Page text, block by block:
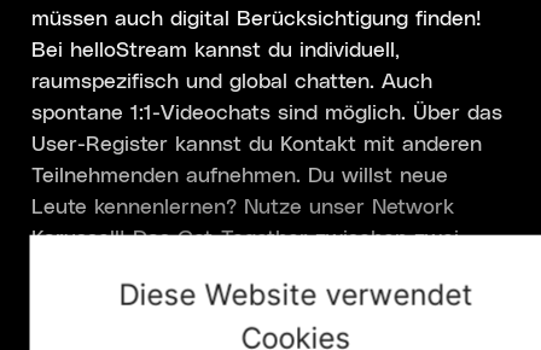
müssen auch digital Berücksichtigung finden!
Bei helloStream kannst du individuell,
raumspezifisch und global chatten. Auch
spontane 1:1-Videochats sind möglich. Über das
User-Register kannst du Kontakt mit anderen
Teilnehmenden aufnehmen. Du willst neue
Leute kennenlernen? Nutze unser Network
Karussell! Das Get-Together zwischen zwei
Während des Events läuft so dauerhaft
Kommunikation, auf beliebig vielen Ebenen. Das
Diese Website verwendet
Cookies